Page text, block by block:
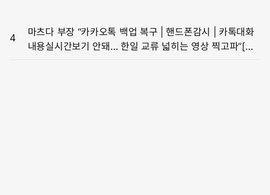
4
마츠다 부장 “카카오톡 백업 복구 | 핸드폰감시 | 카톡대화
내용실시간보기 안돼… 한일 교류 넓히는 영상 찍고파”[일